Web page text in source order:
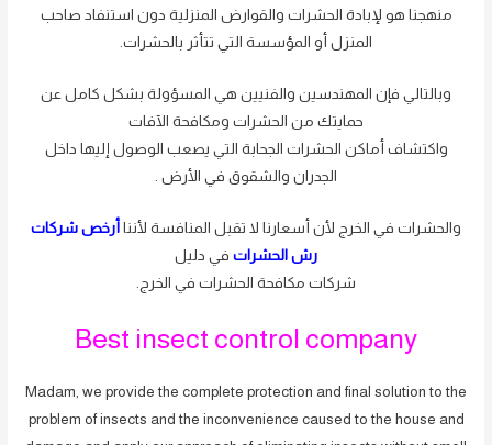
منهجنا هو لإبادة الحشرات والقوارض المنزلية دون استنفاد صاحب
المنزل أو المؤسسة التي تتأثر بالحشرات.
وبالتالي فإن المهندسين والفنيين هي المسؤولة بشكل كامل عن
حمايتك من الحشرات ومكافحة الآفات
واكتشاف أماكن الحشرات الجحابة التي يصعب الوصول إليها داخل
الجدران والشقوق في الأرض .
والحشرات في الخرج لأن أسعارنا لا تقبل المنافسة لأننا
أرخص شركات
رش الحشرات في دليل
شركات مكافحة الحشرات في الخرج.
Best insect control company
Madam, we provide the complete protection and final solution to the
problem of insects and the inconvenience caused to the house and